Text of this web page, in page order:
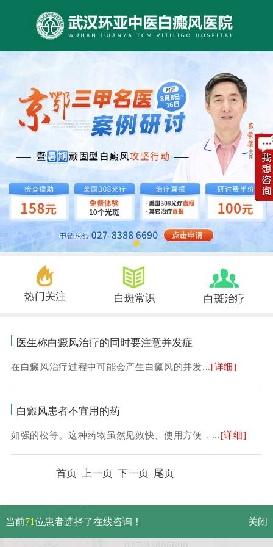
热门关注 白斑常识 白斑治疗
医生称白癜风治疗的同时要注意并发症
在白癜风治疗过程中可能会产生白癜风的并发...[详细]
白癜风患者不宜用的药
如强的松等。这种药物虽然见效快、使用方便，...[详细]
首页 上一页 下一页 尾页
武汉市硚口区解放大道479号
当前71位患者选择了在线咨询！ 关闭